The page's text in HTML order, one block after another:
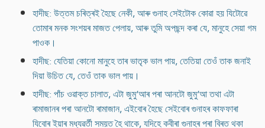
হাদীছ: উত্তম চৰিত্ৰই হৈছে নেকী, আৰু গুনাহ সেইটোক কোৱা হয় যিটোৱে
তোমাৰ মনক সংশয়ৰ মাজত পেলায়, আৰু তুমি অপছন্দ কৰা যে, মানুহে সেয়া গম
পাওক।
হাদীছ: যেতিয়া কোনো মানুহে তাৰ ভাতৃক ভাল পায়, তেতিয়া তেওঁ তাক জনাই
দিয়া উচিত যে, তেওঁ তাক ভাল পায়।
হাদীছ: পাঁচ ওৱাক্ত চালাত, এটা জুমু‘আৰ পৰা আনটো জুমু‘আ তথা এটা
ৰামাজানৰ পৰা আনটো ৰামাজান, এইবোৰ হৈছে সেইবোৰ গুনাহৰ কাফফাৰা
যিবোৰ ইয়াৰ মধ্যৱৰ্তী সময়ত হৈ থাকে, যদিহে কবীৰা গুনাহৰ পৰা বিৰত থকা